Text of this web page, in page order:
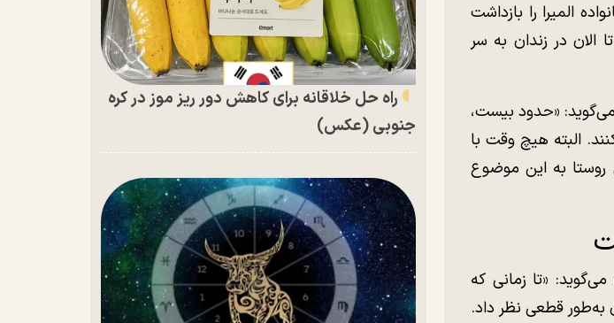
المیرا را بازداشت
الان در زندان به سر
می‌گوید: «حدود بیست،
البته هیچ‌ وقت با
روستا به این موضوع
«تا زمانی که
به‌طور قطعی نظر داد.
راه حل خلاقانه برای کاهش دور ریز موز در کره
جنوبی (عکس)